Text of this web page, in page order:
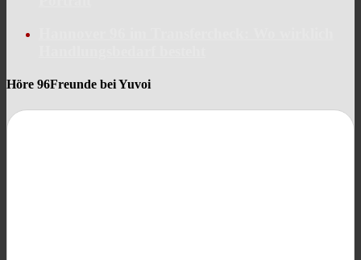
Höre 96Freunde bei Yuvoi